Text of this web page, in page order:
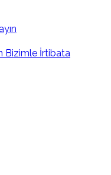
Bizimle İrtibata